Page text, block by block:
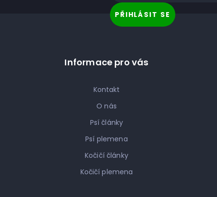
PŘIHLÁSIT SE
Informace pro vás
Kontakt
O nás
Psí články
Psí plemena
Kočičí články
Kočičí plemena